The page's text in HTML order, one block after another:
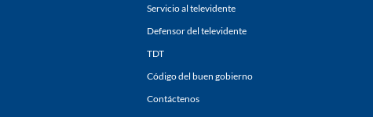
Servicio al televidente
Defensor del televidente
TDT
Código del buen gobierno
Contáctenos